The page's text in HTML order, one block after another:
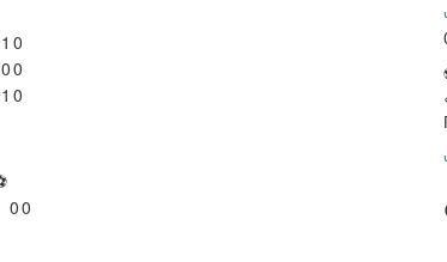
1 0
00
1 0
00